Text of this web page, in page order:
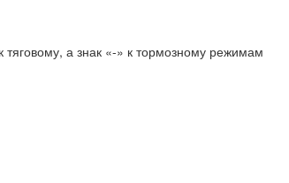
тяговому, а знак «-» к тормозному режимам